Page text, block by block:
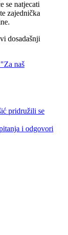
se natjecati
zajednička
dosadašnji
naš
pridružili se
i odgovori